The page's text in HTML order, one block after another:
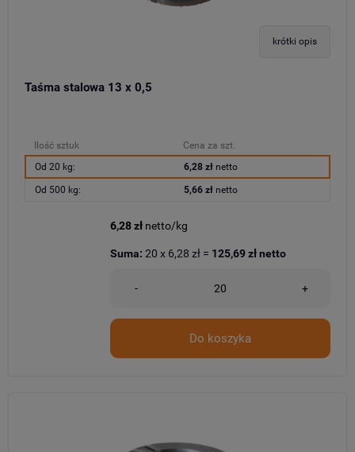
krótki opis
Taśma stalowa 13 x 0,5
Ilość sztuk
Cena za szt.
Od 20 kg:
6,28 złnetto
Od 500 kg: 5,66 złnetto
6,28 zł netto/kg
- +
Do koszyka
Suma: 20 x 6,28 zł = 125,69 złnetto